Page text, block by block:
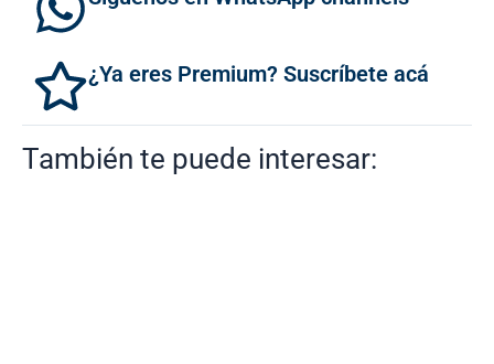
¿Ya eres Premium? Suscríbete acá
También te puede interesar: